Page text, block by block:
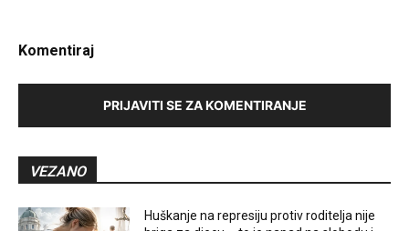
Komentiraj
PRIJAVITI SE ZA KOMENTIRANJE
VEZANO
Huškanje na represiju protiv roditelja nije